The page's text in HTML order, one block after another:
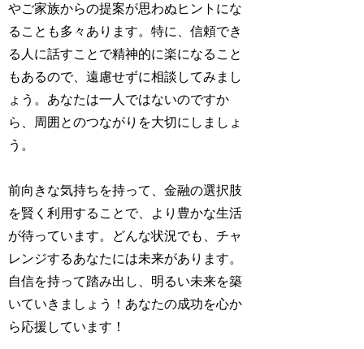
やご家族からの提案が思わぬヒントにな
ることも多々あります。特に、信頼でき
る人に話すことで精神的に楽になること
もあるので、遠慮せずに相談してみまし
ょう。あなたは一人ではないのですか
ら、周囲とのつながりを大切にしましょ
う。
前向きな気持ちを持って、金融の選択肢
を賢く利用することで、より豊かな生活
が待っています。どんな状況でも、チャ
レンジするあなたには未来があります。
自信を持って踏み出し、明るい未来を築
いていきましょう！あなたの成功を心か
ら応援しています！